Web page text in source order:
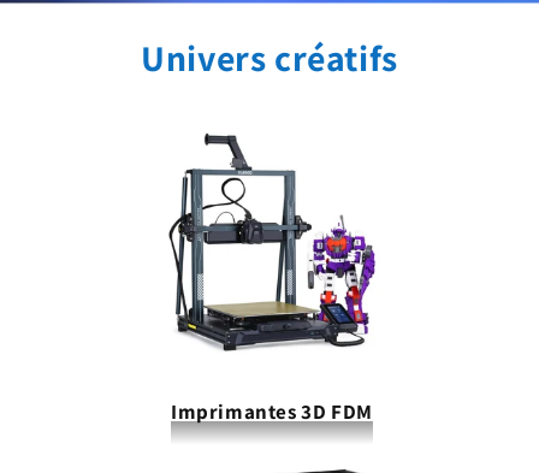
Univers créatifs
Imprimantes 3D FDM